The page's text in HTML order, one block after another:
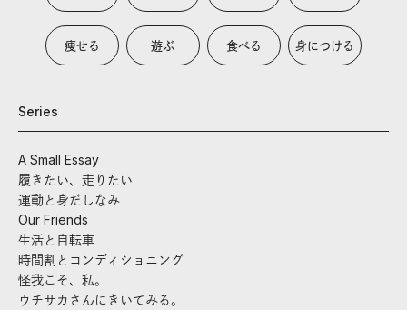
痩せる 遊ぶ 食べる 身につける
Series
A Small Essay
履きたい、走りたい
運動と身だしなみ
Our Friends
生活と自転車
時間割とコンディショニング
怪我こそ、私。
ウチサカさんにきいてみる。